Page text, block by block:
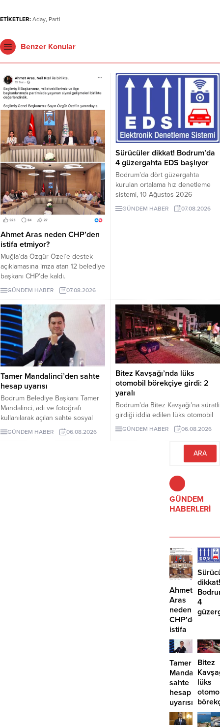
ETİKETLER: Aday, Parti
Benzer Konular
Ahmet Aras neden CHP’den
istifa etmiyor?
Muğla’da Özgür Özel’e destek
açıklamasına imza atan 12 belediye
başkanı CHP’de kaldı.
Milletvekilleri Yeni Parti’ye
geçerken belediye başkanlarının
tutumu ve CHP yönetiminin
sessizliği tartışılıyor.
GÜNDEM HABER 07.08.2026
Sürücüler dikkat! Bodrum’da
4 güzergahta EDS başlıyor
Bodrum’da dört güzergahta
kurulan ortalama hız denetleme
sistemi, 10 Ağustos 2026
Pazartesi günü devreye girecek.
İşte EDS uygulanacak yollar.
GÜNDEM HABER 07.08.2026
Tamer Mandalinci’den sahte
hesap uyarısı
Bodrum Belediye Başkanı Tamer
Mandalinci, adı ve fotoğrafı
kullanılarak açılan sahte sosyal
medya hesaplarına karşı uyarıda
bulundu. Mandalinci, tek resmî
GÜNDEM HABER 06.08.2026
Bitez Kavşağı’nda lüks
otomobil börekçiye girdi: 2
yaralı
Bodrum’da Bitez Kavşağı’na süratli
girdiği iddia edilen lüks otomobil
börekçiye girdi. Kazada sürücü ve
GÜNDEM HABER 06.08.2026
GÜNDEM
HABERLERİ
Ahmet
Aras
neden
CHP’den
istifa
etmiyor?
dikkat!
4
Tamer
sahte
hesap
uyarısı
Bitez
lüks
girdi:
2